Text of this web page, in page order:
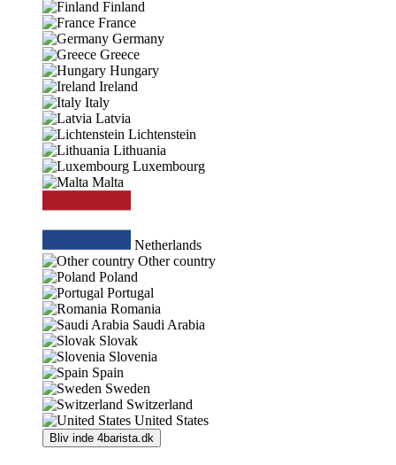
Finland
France
Germany
Greece
Hungary
Ireland
Italy
Latvia
Lichtenstein
Lithuania
Luxembourg
Malta
Netherlands
Other country
Poland
Portugal
Romania
Saudi Arabia
Slovak
Slovenia
Spain
Sweden
Switzerland
United States
Bliv inde 4barista.dk